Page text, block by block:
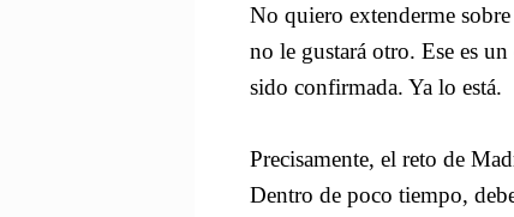
No quiero extenderme
no le gustará otro. Ese es
sido confirmada. Ya lo está.
Precisamente, el reto de
Dentro de poco tiempo,